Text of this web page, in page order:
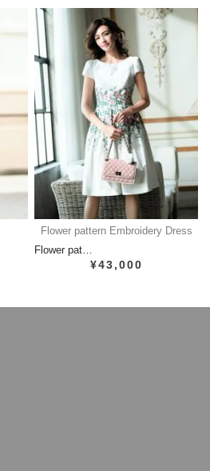
Flower pattern Embroidery Dress
Flower pat…
¥43,000